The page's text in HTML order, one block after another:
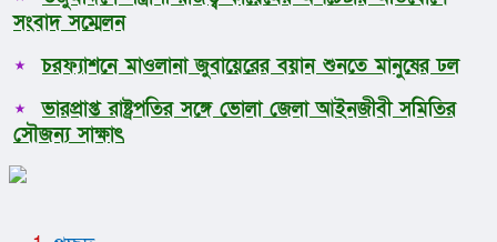
সংবাদ সম্মেলন
চরফ্যাশনে মাওলানা জুবায়েরের বয়ান শুনতে মানুষের ঢল
ভারপ্রাপ্ত রাষ্ট্রপতির সঙ্গে ভোলা জেলা আইনজীবী সমিতির
সৌজন্য সাক্ষাৎ